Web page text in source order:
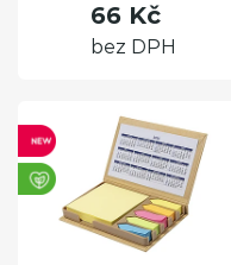
66 Kč
bez DPH